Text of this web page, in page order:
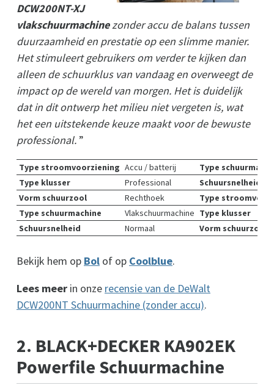
DCW200NT-XJ
vlakschuurmachinezonder accu de balans tussen
duurzaamheid en prestatie op een slimme manier.
Het stimuleert gebruikers om verder te kijken dan
alleen de schuurklus van vandaag en overweegt de
impact op de wereld van morgen. Het is duidelijk
dat in dit ontwerp het milieu niet vergeten is, wat
het een uitstekende keuze maakt voor de bewuste
professional.”
Type stroomvoorziening Accu / batterij
Type
Type klusser
Professional
Schuursnelheid
Vorm schuurzool
Rechthoek
Type
Type schuurmachine
Vlakschuurmachine Type klusser
Schuursnelheid
Normaal Vorm schuurzool
Bekijk hem op Bol of op Coolblue.
Lees meer in onze recensie van de DeWalt
DCW200NT Schuurmachine (zonder accu).
2. BLACK+DECKER KA902EK
Powerfile Schuurmachine